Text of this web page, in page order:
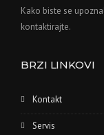
Kako biste se
kontaktirajte.
BRZI LINKOVI
Kontakt
Servis